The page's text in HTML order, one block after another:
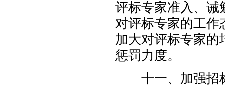
评标专家准入、诫
对评标专家的工作
加大对评标专家的
惩罚力度。
十一、加强招